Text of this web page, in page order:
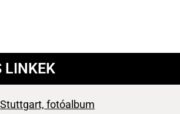
LINKEK
fotóalbum